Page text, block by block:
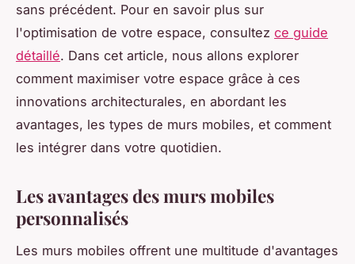
sans précédent. Pour en savoir plus sur
l'optimisation de votre espace, consultez ce guide
détaillé. Dans cet article, nous allons explorer
comment maximiser votre espace grâce à ces
innovations architecturales, en abordant les
avantages, les types de murs mobiles, et comment
les intégrer dans votre quotidien.
Les avantages des murs mobiles
personnalisés
Les murs mobiles offrent une multitude d'avantages